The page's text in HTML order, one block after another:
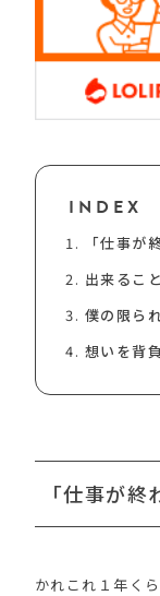
INDEX
「仕事が
出来るこ
僕の限ら
想いを背
「仕事が
かれこれ１年くら